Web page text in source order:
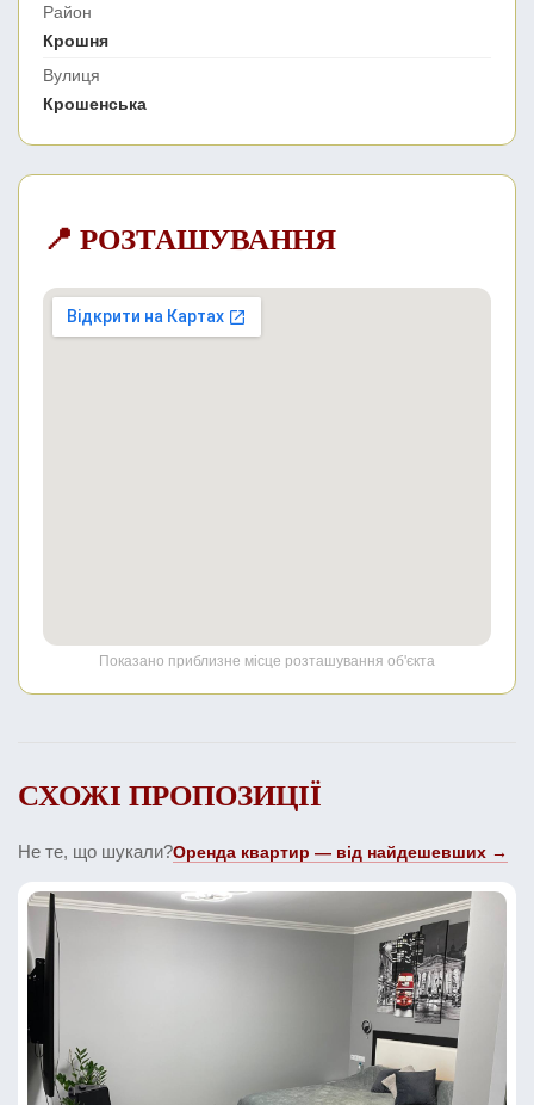
Район
Крошня
Вулиця
Крошенська
📍 РОЗТАШУВАННЯ
Показано приблизне місце розташування об'єкта
СХОЖІ ПРОПОЗИЦІЇ
Не те, що шукали?Оренда квартир — від найдешевших →